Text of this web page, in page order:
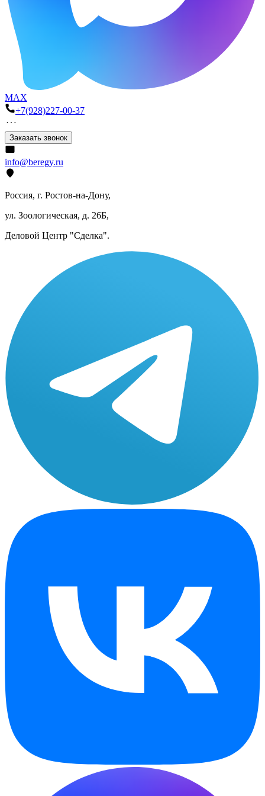
MAX
+7(928)227-00-37
Заказать звонок
info@beregy.ru
Россия, г. Ростов-на-Дону,
ул. Зоологическая, д. 26Б,
Деловой Центр "Сделка".